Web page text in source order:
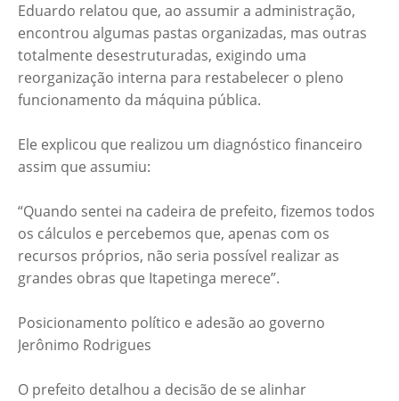
Eduardo relatou que, ao assumir a administração,
encontrou algumas pastas organizadas, mas outras
totalmente desestruturadas, exigindo uma
reorganização interna para restabelecer o pleno
funcionamento da máquina pública.
Ele explicou que realizou um diagnóstico financeiro
assim que assumiu:
“Quando sentei na cadeira de prefeito, fizemos todos
os cálculos e percebemos que, apenas com os
recursos próprios, não seria possível realizar as
grandes obras que Itapetinga merece”.
Posicionamento político e adesão ao governo
Jerônimo Rodrigues
O prefeito detalhou a decisão de se alinhar